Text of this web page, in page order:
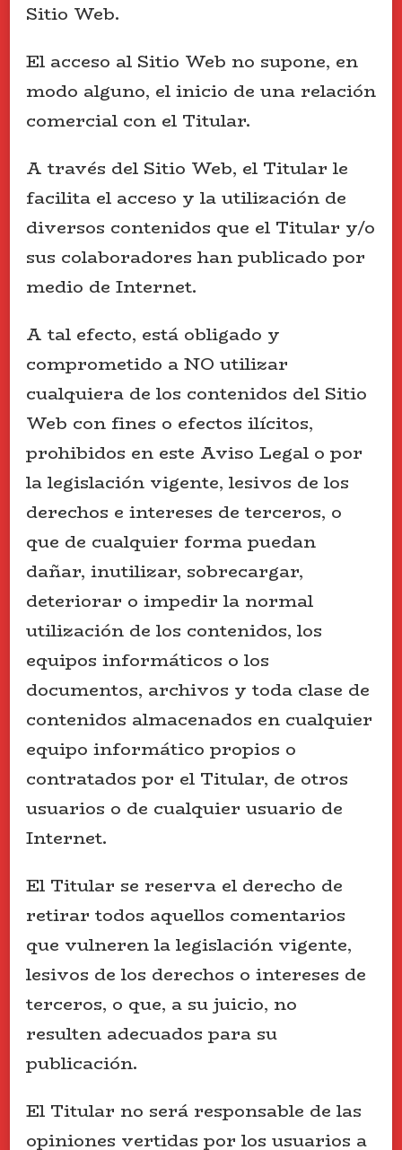
Sitio Web.
El acceso al Sitio Web no supone, en
modo alguno, el inicio de una relación
comercial con el Titular.
A través del Sitio Web, el Titular le
facilita el acceso y la utilización de
diversos contenidos que el Titular y/o
sus colaboradores han publicado por
medio de Internet.
A tal efecto, está obligado y
comprometido a NO utilizar
cualquiera de los contenidos del Sitio
Web con fines o efectos ilícitos,
prohibidos en este Aviso Legal o por
la legislación vigente, lesivos de los
derechos e intereses de terceros, o
que de cualquier forma puedan
dañar, inutilizar, sobrecargar,
deteriorar o impedir la normal
utilización de los contenidos, los
equipos informáticos o los
documentos, archivos y toda clase de
contenidos almacenados en cualquier
equipo informático propios o
contratados por el Titular, de otros
usuarios o de cualquier usuario de
Internet.
El Titular se reserva el derecho de
retirar todos aquellos comentarios
que vulneren la legislación vigente,
lesivos de los derechos o intereses de
terceros, o que, a su juicio, no
resulten adecuados para su
publicación.
El Titular no será responsable de las
opiniones vertidas por los usuarios a